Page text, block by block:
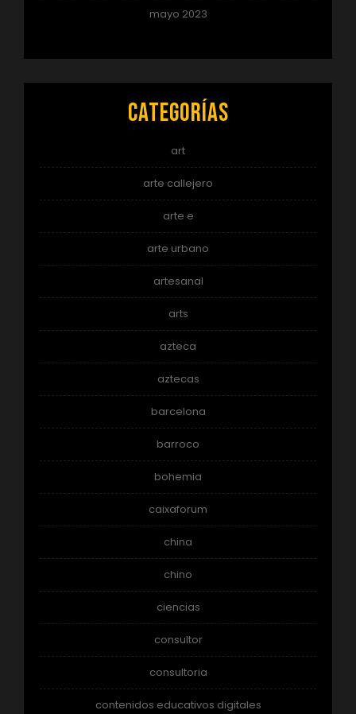
mayo 2023
Categorías
art
arte callejero
arte e
arte urbano
artesanal
arts
azteca
aztecas
barcelona
barroco
bohemia
caixaforum
china
chino
ciencias
consultor
consultoria
contenidos educativos digitales